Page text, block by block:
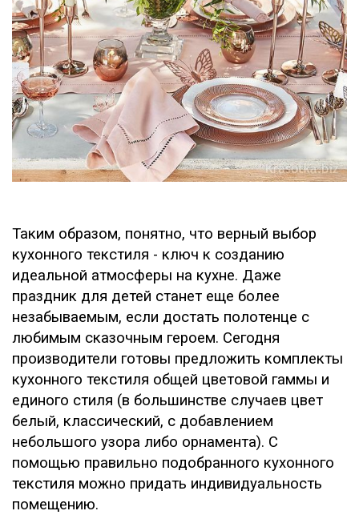
Таким образом, понятно, что верный выбор
кухонного текстиля - ключ к созданию
идеальной атмосферы на кухне. Даже
праздник для детей станет еще более
незабываемым, если достать полотенце с
любимым сказочным героем. Сегодня
производители готовы предложить комплекты
кухонного текстиля общей цветовой гаммы и
единого стиля (в большинстве случаев цвет
белый, классический, с добавлением
небольшого узора либо орнамента). С
помощью правильно подобранного кухонного
текстиля можно придать индивидуальность
помещению.